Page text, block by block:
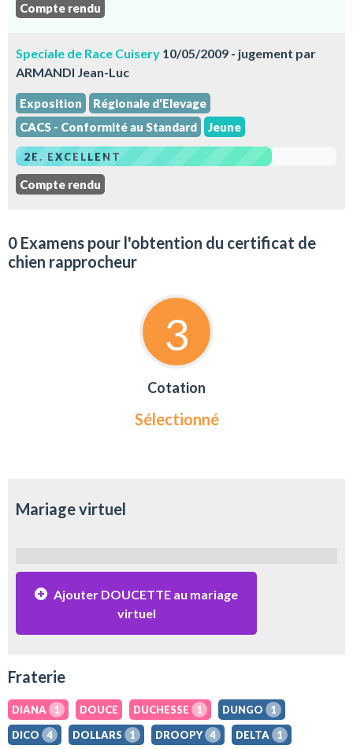
Compte rendu
Speciale de Race Cuisery 10/05/2009 - jugement par
ARMANDI Jean-Luc
Exposition
Régionale d'Elevage
CACS - Conformité au Standard
Jeune
2E. EXCELLENT
Compte rendu
0 Examens pour l'obtention du certificat de
chien rapprocheur
3
Cotation
Sélectionné
Mariage virtuel
Ajouter DOUCETTE au mariage
virtuel
Fraterie
DIANA 1 DOUCE DUCHESSE 1 DUNGO
1
DICO
4 DOLLARS 1 DROOPY 4 DELTA
1